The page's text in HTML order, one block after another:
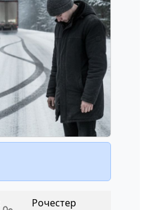
Рочестер